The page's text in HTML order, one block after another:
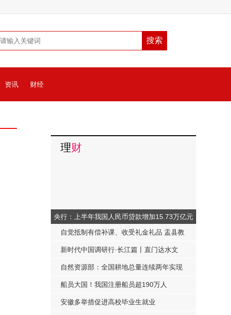
资讯 财经
理财
央行：上半年我国人民币贷款增加15.73万亿元
自觉抵制有偿补课、收受礼金礼品 盂县教
科局发布《工作提醒函》
新时代中国调研行·长江篇丨直门达水文
站：从靠人力蹲点到监测自动化
自然资源部：全国耕地总量连续两年实现
净增加
船员大国！我国注册船员超190万人
安徽多举措促进高校毕业生就业